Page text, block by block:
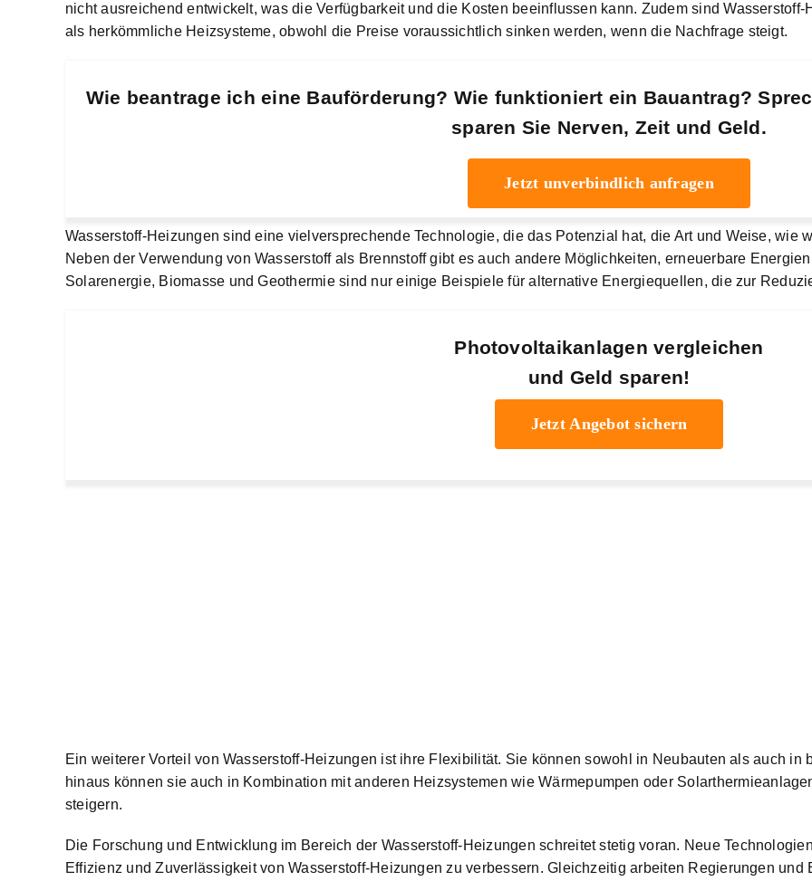
nicht ausreichend entwickelt, was die Verfügbarkeit und die Kosten beeinflussen kann. Zudem sind
als herkömmliche Heizsysteme, obwohl die Preise voraussichtlich sinken werden, wenn die Nachfrage steigt.
Wie beantrage ich eine Bauförderung? Wie funktioniert ein Bauantrag?
sparen Sie Nerven, Zeit und Geld.
Jetzt unverbindlich anfragen
Wasserstoff-Heizungen sind eine vielversprechende Technologie, die das Potenzial hat, die Art und Weise, wie
Neben der Verwendung von Wasserstoff als Brennstoff gibt es auch andere Möglichkeiten, erneuerbare
Solarenergie, Biomasse und Geothermie sind nur einige Beispiele für alternative Energiequellen, die zur
Photovoltaikanlagen vergleichen
und Geld sparen!
Jetzt Angebot sichern
Ein weiterer Vorteil von Wasserstoff-Heizungen ist ihre Flexibilität. Sie können sowohl in Neubauten als auch
hinaus können sie auch in Kombination mit anderen Heizsystemen wie Wärmepumpen oder
steigern.
Die Forschung und Entwicklung im Bereich der Wasserstoff-Heizungen schreitet stetig voran. Neue
Effizienz und Zuverlässigkeit von Wasserstoff-Heizungen zu verbessern. Gleichzeitig arbeiten Regierungen